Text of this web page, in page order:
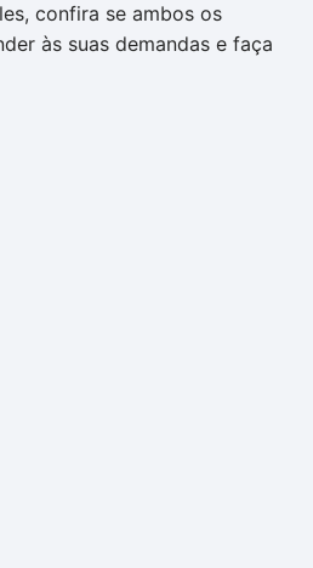
confira se ambos os
às suas demandas e faça